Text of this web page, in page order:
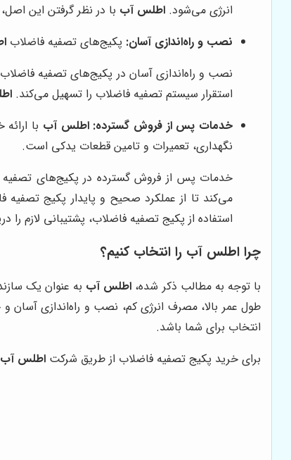
انرژی می‌شود. اطلس آب با در نظر گرفتن این
نصب و راه‌اندازی آسان: پکیج‌های تصفیه فاضلاب
نصب و راه‌اندازی آسان در پکیج‌های تصفیه
استقرار سیستم تصفیه فاضلاب را تسهیل می‌کند.
خدمات پس از فروش گسترده: اطلس آب با
نگهداری، تعمیرات و تامین قطعات یدکی است.
خدمات پس از فروش گسترده در پکیج‌های تصفیه
می‌کند تا از عملکرد صحیح و پایدار پکیج
استفاده از پکیج تصفیه فاضلاب، پشتیبانی لازم را
چرا اطلس آب را انتخاب کنیم؟
با توجه به مطالب ذکر شده، اطلس آب به عنوان یک
طول عمر بالا، مصرف انرژی کم، نصب و راه‌اندازی
انتخاب برای شما باشد.
برای خرید پکیج تصفیه فاضلاب از طریق شرکت اطلس آب